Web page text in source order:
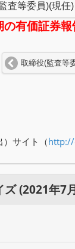
査等委員)(現任)
有価証券
取締役(監査等
）サイト（http://
(2021年7